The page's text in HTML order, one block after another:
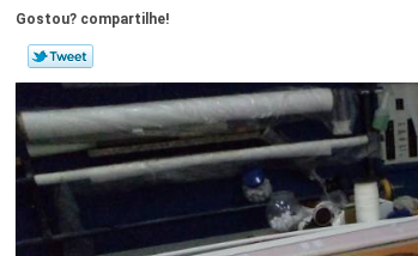
Gostou? compartilhe!